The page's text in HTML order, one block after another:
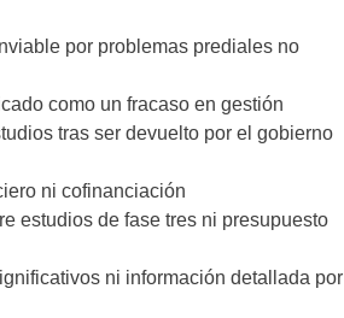
por problemas prediales no
como un fracaso en gestión
tras ser devuelto por el gobierno
ni cofinanciación
estudios de fase tres ni presupuesto
ni información detallada por